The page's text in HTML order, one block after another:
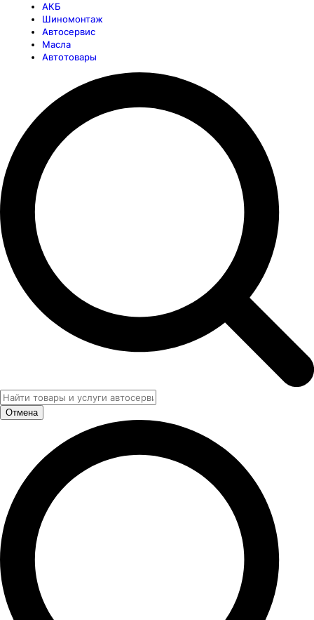
АКБ
Шиномонтаж
Автосервис
Масла
Автотовары
Отмена